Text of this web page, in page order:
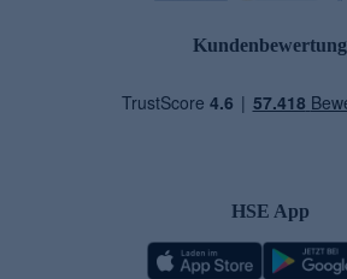
Kundenbewertung
HSE App